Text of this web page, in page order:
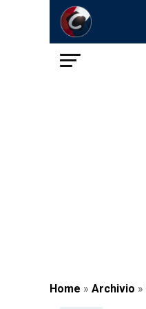
Home » Archivio »